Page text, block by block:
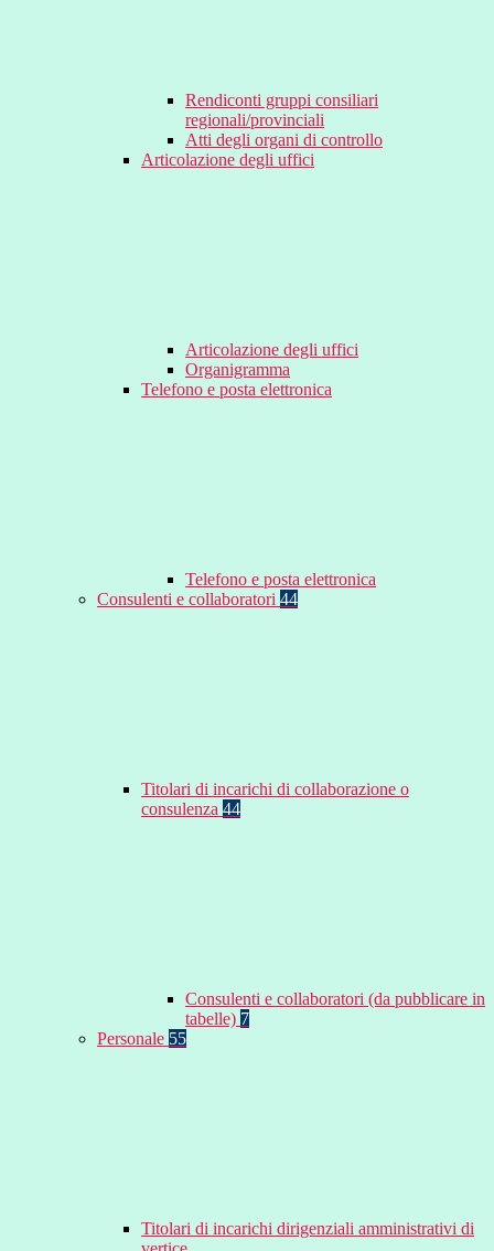
Rendiconti gruppi consiliari
regionali/provinciali
Atti degli organi di controllo
Articolazione degli uffici
Articolazione degli uffici
Organigramma
Telefono e posta elettronica
Telefono e posta elettronica
Consulenti e collaboratori 44
Titolari di incarichi di collaborazione o
consulenza 44
Consulenti e collaboratori (da pubblicare in
tabelle) 7
Personale 55
Titolari di incarichi dirigenziali amministrativi di